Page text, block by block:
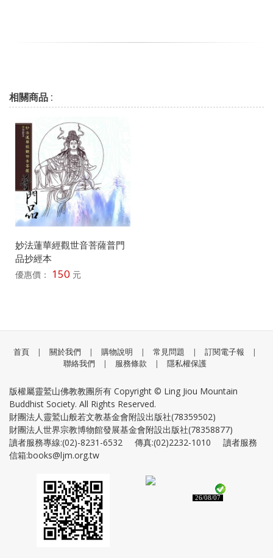
相關商品 :
妙法蓮華經觀世音菩薩普門
品抄經本
優惠價： 150 元
首頁 | 關於我們 | 購物說明 | 常見問題 | 訂閱電子報
|
聯絡我們
| 服務條款 | 隱私權保護
版權屬靈鷲山佛教教團所有 Copyright © Ling Jiou Mountain
Buddhist Society. All Rights Reserved.
財團法人靈鷲山般若文教基金會附設出版社(78359502)
財團法人世界宗教博物館發展基金會附設出版社(78358877)
讀者服務專線:(02)-8231-6532 傳真:(02)2232-1010 讀者服務
信箱:books@ljm.org.tw
26/08/07